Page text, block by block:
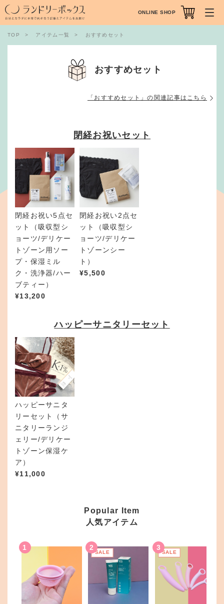
TOP アイテム一覧 おすすめセット
おすすめセット
「おすすめセット」の関連記事はこちら
閉経お祝いセット
閉経お祝い5点セ
ット（吸収型シ
ョーツ/デリケー
トゾーン用ソー
プ・保湿ミル
ク・洗浄器/ハー
ブティー）
¥13,200
閉経お祝い2点セ
ット（吸収型シ
ョーツ/デリケー
トゾーンシー
ト）
¥5,500
ハッピーサニタリーセット
ハッピーサニタ
リーセット（サ
ニタリーランジ
ェリー/デリケー
トゾーン保湿ケ
ア）
¥11,000
Popular Item
人気アイテム
SALE SALE
ONLINE SHOP